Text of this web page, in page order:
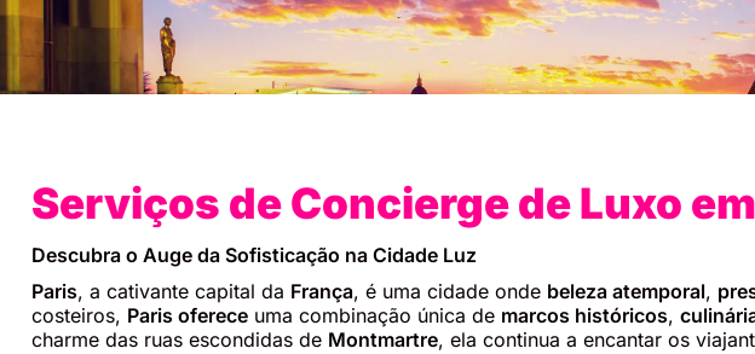
Serviços de Concierge de Luxo
Descubra o Auge da Sofisticação na Cidade Luz
Paris, a cativante capital da França, é uma cidade onde beleza atemporal,
costeiros, Paris oferece uma combinação única de marcos históricos,
charme das ruas escondidas de Montmartre, ela continua a encantar os